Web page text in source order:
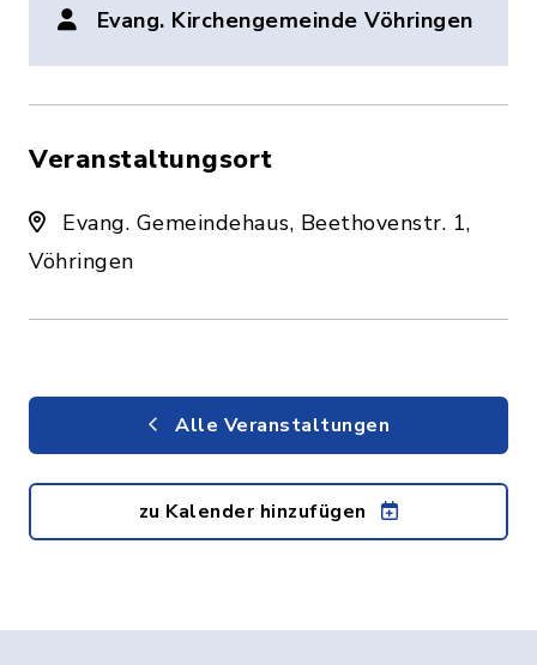
Evang. Kirchengemeinde Vöhringen
Veranstaltungsort
Evang. Gemeindehaus, Beethovenstr. 1,
Vöhringen
Alle Veranstaltungen
zu Kalender hinzufügen